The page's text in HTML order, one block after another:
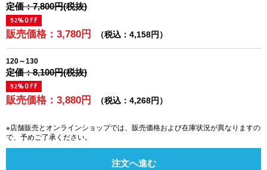
定価：7,800円(税抜)
52%OFF
販売価格：3,780円 （税込：4,158円）
120～130
定価：8,100円(税抜)
52%OFF
販売価格：3,880円 （税込：4,268円）
※店舗販売とオンラインショップでは、販売価格および在庫状況が異なりますの
で、予めご了承ください。
注文へ進む